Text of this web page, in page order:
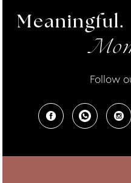
Meaningful.
Follow